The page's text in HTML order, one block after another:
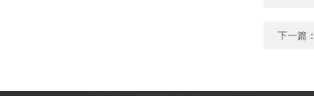
下一篇